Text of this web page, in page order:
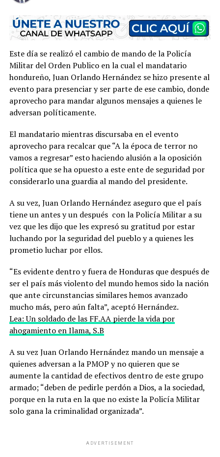
Este día se realizó el cambio de mando de la Policía
Militar del Orden Publico en la cual el mandatario
hondureño, Juan Orlando Hernández se hizo presente al
evento para presenciar y ser parte de ese cambio, donde
aprovecho para mandar algunos mensajes a quienes le
adversan políticamente.
El mandatario mientras discursaba en el evento
aprovecho para recalcar que “A la época de terror no
vamos a regresar” esto haciendo alusión a la oposición
política que se ha opuesto a este ente de seguridad por
considerarlo una guardia al mando del presidente.
A su vez, Juan Orlando Hernández aseguro que el país
tiene un antes y un después con la Policía Militar a su
vez que les dijo que les expresó su gratitud por estar
luchando por la seguridad del pueblo y a quienes les
prometio luchar por ellos.
“Es evidente dentro y fuera de Honduras que después de
ser el país más violento del mundo hemos sido la nación
que ante circunstancias similares hemos avanzado
mucho más, pero aún falta”, aceptó Hernández.
Lea: Un soldado de las FF.AA pierde la vida por
ahogamiento en Ilama, S.B
A su vez Juan Orlando Hernández mando un mensaje a
quienes adversan a la PMOP y no quieren que se
aumente la cantidad de efectivos dentro de este grupo
armado; “deben de pedirle perdón a Dios, a la sociedad,
porque en la ruta en la que no existe la Policía Militar
solo gana la criminalidad organizada”.
ADVERTISEMENT